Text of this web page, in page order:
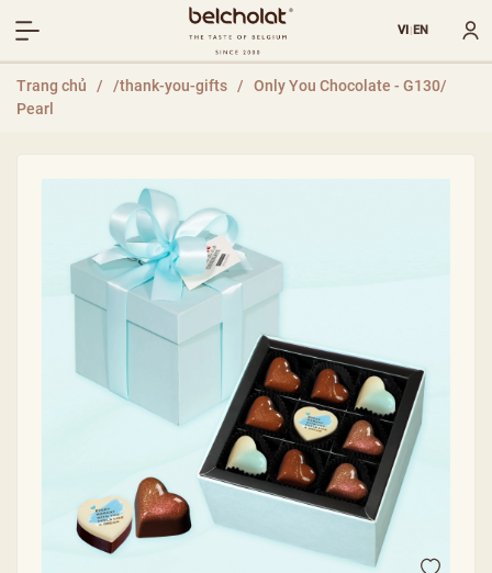
VI|EN
Trang chủ / /thank-you-gifts /
Only You Chocolate - G130/
Pearl